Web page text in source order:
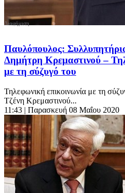
Παυλόπουλος:
Δημήτρη Κρεμαστινού –
με τη σύζυγό του
Τηλεφωνική επικοινωνία με τη
Τζένη Κρεμαστινού...
11:43 | Παρασκευή 08 Μαΐου 2020